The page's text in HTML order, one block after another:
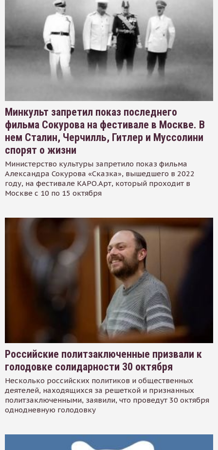
Минкульт запретил показ последнего
фильма Сокурова на фестивале в Москве. В
нем Сталин, Черчилль, Гитлер и Муссолини
спорят о жизни
Министерство культуры запретило показ фильма
Александра Сокурова «Сказка», вышедшего в 2022
году, на фестивале КАРО.Арт, который проходит в
Москве с 10 по 15 октября
Российские политзаключенные призвали к
голодовке солидарности 30 октября
Несколько российских политиков и общественных
деятелей, находящихся за решеткой и признанных
политзаключенными, заявили, что проведут 30 октября
однодневную голодовку